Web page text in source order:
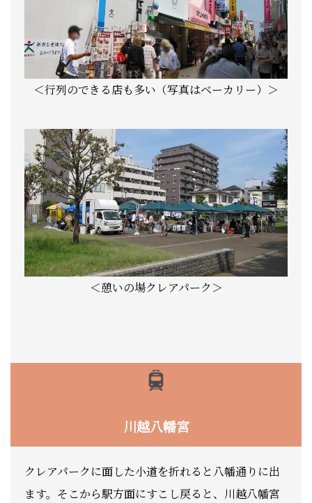
＜行列のできる店も多い（写真はベーカリー）＞
＜憩いの場クレアパーク＞
川越八幡宮
クレアパークに面した小道を折れると八幡通りに出
ます。そこから駅方面にすこし戻ると、川越八幡宮